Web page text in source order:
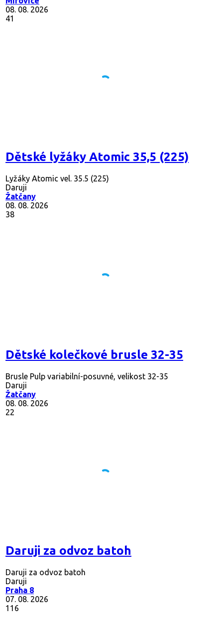
08. 08. 2026
41
Dětské lyžáky Atomic 35,5 (225)
Lyžáky Atomic vel. 35.5 (225)
Daruji
Žatčany
08. 08. 2026
38
Dětské kolečkové brusle 32-35
Brusle Pulp variabilní-posuvné, velikost 32-35
Daruji
Žatčany
08. 08. 2026
22
Daruji za odvoz batoh
Daruji za odvoz batoh
Daruji
Praha 8
07. 08. 2026
116